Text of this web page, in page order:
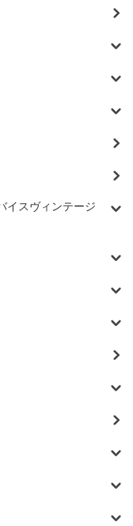
イスヴィンテージ